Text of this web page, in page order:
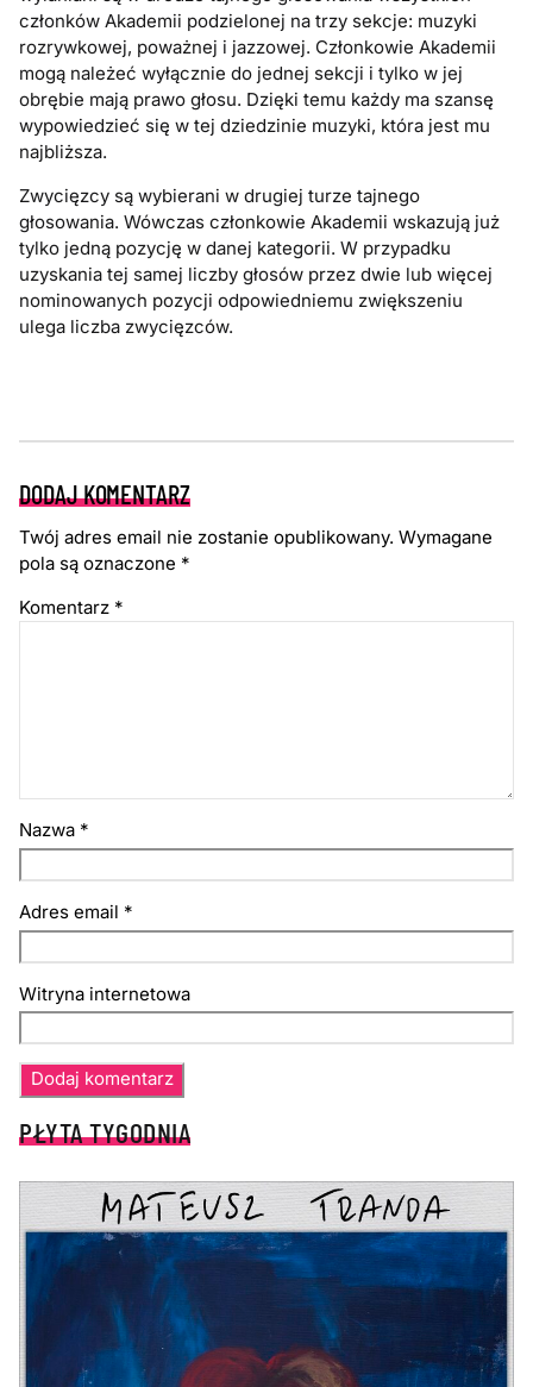
członków Akademii podzielonej na trzy sekcje: muzyki
rozrywkowej, poważnej i jazzowej. Członkowie Akademii
mogą należeć wyłącznie do jednej sekcji i tylko w jej
obrębie mają prawo głosu. Dzięki temu każdy ma szansę
wypowiedzieć się w tej dziedzinie muzyki, która jest mu
najbliższa.
Zwycięzcy są wybierani w drugiej turze tajnego
głosowania. Wówczas członkowie Akademii wskazują już
tylko jedną pozycję w danej kategorii. W przypadku
uzyskania tej samej liczby głosów przez dwie lub więcej
nominowanych pozycji odpowiedniemu zwiększeniu
ulega liczba zwycięzców.
DODAJ KOMENTARZ
Twój adres email nie zostanie opublikowany. Wymagane
pola są oznaczone *
Komentarz *
Nazwa *
Adres email *
Witryna internetowa
PŁYTA TYGODNIA